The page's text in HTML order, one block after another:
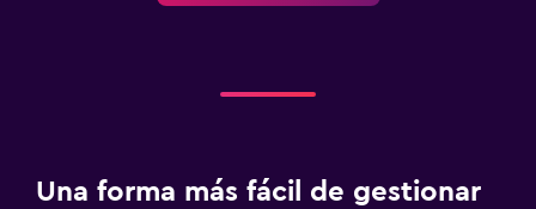
Una forma más fácil de gestionar